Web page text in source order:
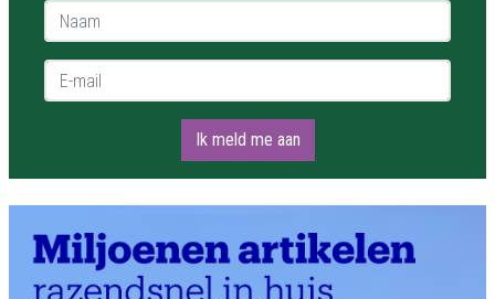
Naam *
E-mail *
Ik meld me aan